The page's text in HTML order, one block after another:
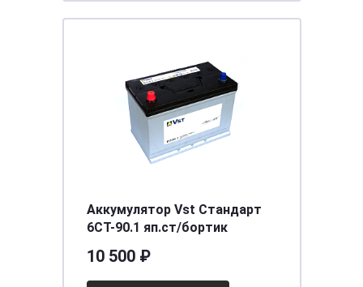
Аккумулятор Vst Стандарт
6СТ-90.1 яп.ст/бортик
10 500 ₽